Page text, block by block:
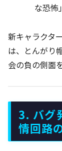
な恐怖
新キャラクター
は、とんがり
会の負の側面
3. バグ
情回路